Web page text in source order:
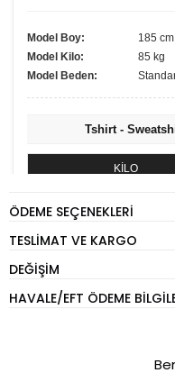
Model Boy:
185 cm
Model Kilo:
85 kg
Model Beden:
Tshirt -
KİLO
ÖDEME SEÇENEKLERI
TESLIMAT VE KARGO
DEĞIŞIM
HAVALE/EFT ÖDEME